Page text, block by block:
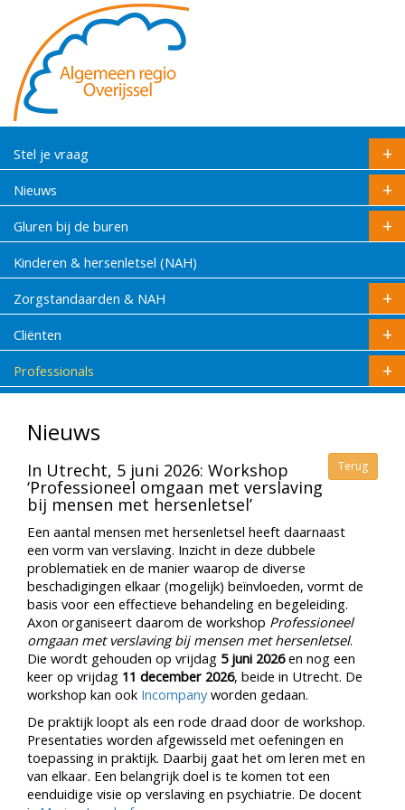
Stel je vraag
Nieuws
Gluren bij de buren
Kinderen & hersenletsel (NAH)
Zorgstandaarden & NAH
Cliënten
Professionals
Nieuws
Terug
In Utrecht, 5 juni 2026: Workshop
‘Professioneel omgaan met verslaving
bij mensen met hersenletsel’
Een aantal mensen met hersenletsel heeft daarnaast
een vorm van verslaving. Inzicht in deze dubbele
problematiek en de manier waarop de diverse
beschadigingen elkaar (mogelijk) beïnvloeden, vormt de
basis voor een effectieve behandeling en begeleiding.
Axon organiseert daarom de workshop Professioneel
omgaan met verslaving bij mensen met hersenletsel.
Die wordt gehouden op vrijdag 5 juni 2026en nog een
keer op vrijdag 11 december 2026, beide in Utrecht. De
workshop kan ook Incompanyworden gedaan.
De praktijk loopt als een rode draad door de workshop.
Presentaties worden afgewisseld met oefeningen en
toepassing in praktijk. Daarbij gaat het om leren met en
van elkaar. Een belangrijk doel is te komen tot een
eenduidige visie op verslaving en psychiatrie. De docent